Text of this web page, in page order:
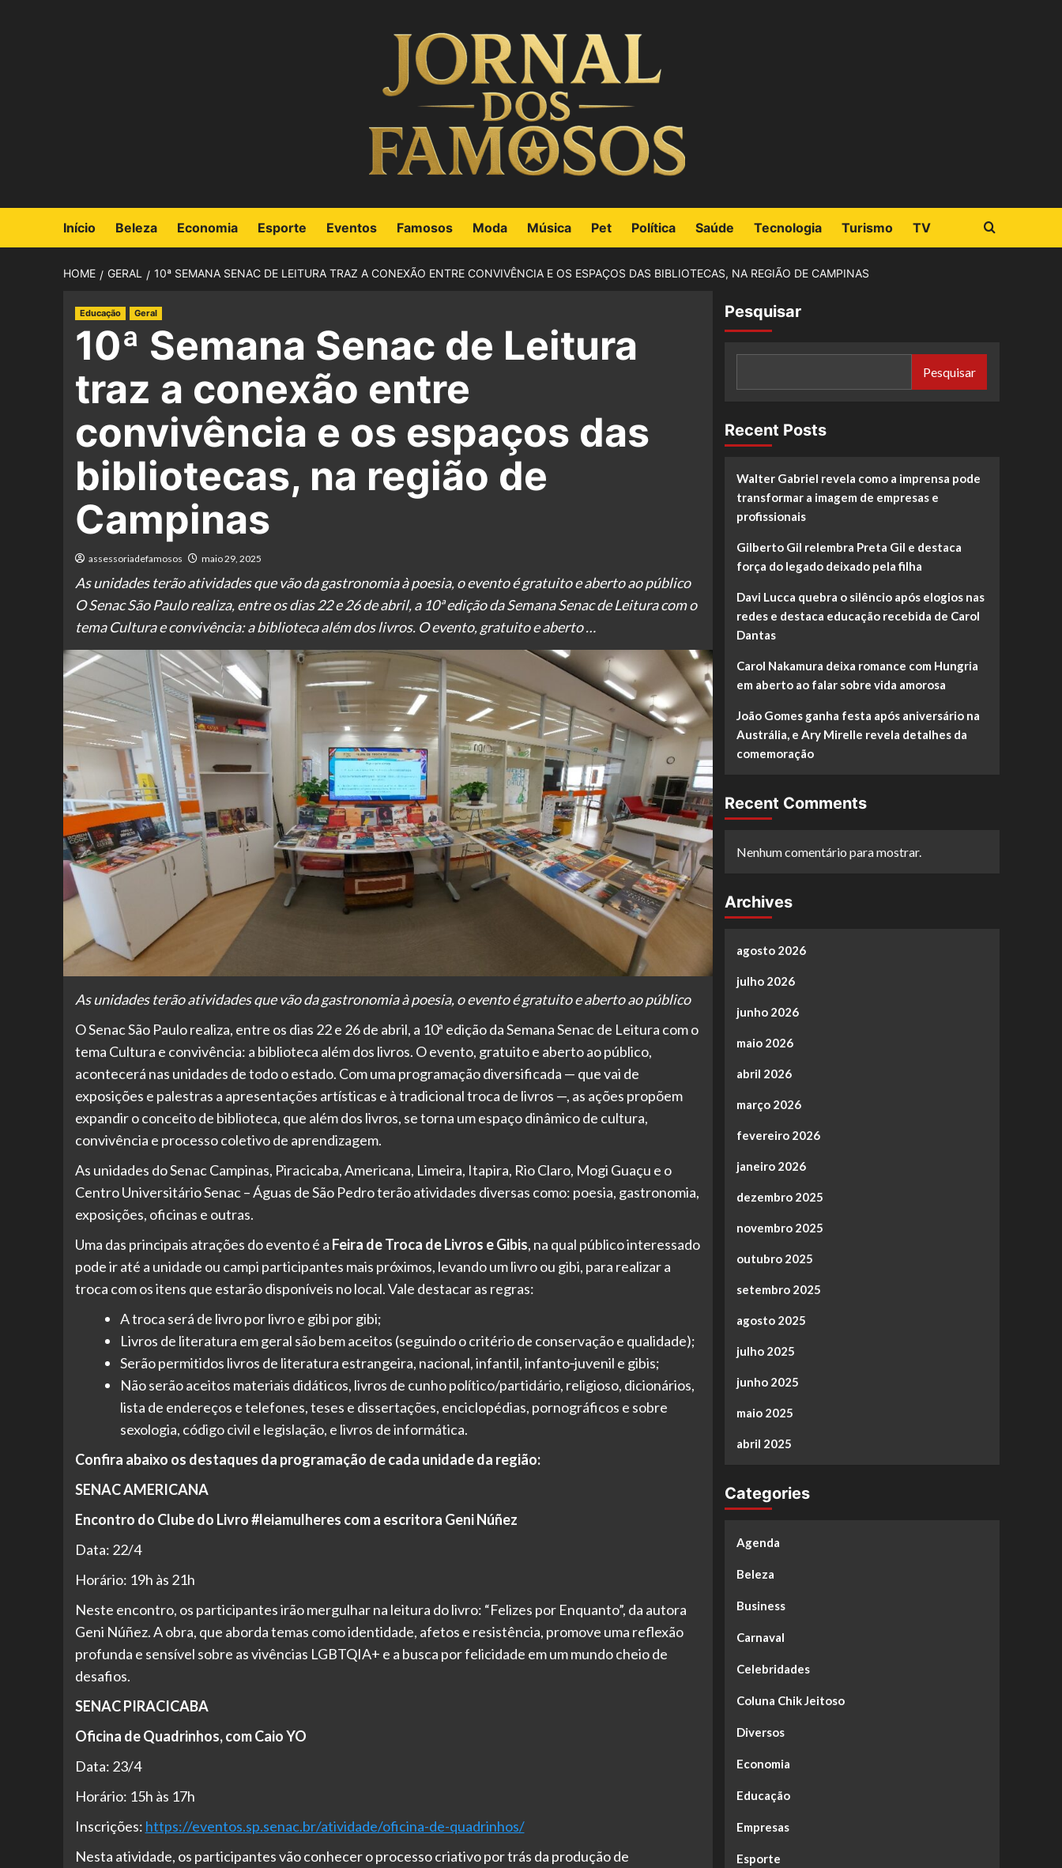
Início Beleza Economia Esporte Eventos Famosos Moda Música Pet Política Saúde Tecnologia Turismo TV
HOME GERAL 10ª SEMANA SENAC DE LEITURA TRAZ A CONEXÃO ENTRE CONVIVÊNCIA E OS ESPAÇOS DAS BIBLIOTECAS, NA REGIÃO DE CAMPINAS
Educação Geral
10ª Semana Senac de Leitura
traz a conexão entre
convivência e os espaços das
bibliotecas, na região de
Campinas
assessoriadefamosos maio 29, 2025
As unidades terão atividades que vão da gastronomia à poesia, o evento é gratuito e aberto ao público
O Senac São Paulo realiza, entre os dias 22 e 26 de abril, a 10ª edição da Semana Senac de Leitura com o
tema Cultura e convivência: a biblioteca além dos livros. O evento, gratuito e aberto …
As unidades terão atividades que vão da gastronomia à poesia, o evento é gratuito e aberto ao público
O Senac São Paulo realiza, entre os dias 22 e 26 de abril, a 10ª edição da Semana Senac de Leitura com o
tema Cultura e convivência: a biblioteca além dos livros. O evento, gratuito e aberto ao público,
acontecerá nas unidades de todo o estado. Com uma programação diversificada — que vai de
exposições e palestras a apresentações artísticas e à tradicional troca de livros —, as ações propõem
expandir o conceito de biblioteca, que além dos livros, se torna um espaço dinâmico de cultura,
convivência e processo coletivo de aprendizagem.
As unidades do Senac Campinas, Piracicaba, Americana, Limeira, Itapira, Rio Claro, Mogi Guaçu e o
Centro Universitário Senac – Águas de São Pedro terão atividades diversas como: poesia, gastronomia,
exposições, oficinas e outras.
Uma das principais atrações do evento é a Feira de Troca de Livros e Gibis, na qual público interessado
pode ir até a unidade ou campi participantes mais próximos, levando um livro ou gibi, para realizar a
troca com os itens que estarão disponíveis no local. Vale destacar as regras:
A troca será de livro por livro e gibi por gibi;
Livros de literatura em geral são bem aceitos (seguindo o critério de conservação e qualidade);
Serão permitidos livros de literatura estrangeira, nacional, infantil, infanto‐juvenil e gibis;
Não serão aceitos materiais didáticos, livros de cunho político/partidário, religioso, dicionários,
lista de endereços e telefones, teses e dissertações, enciclopédias, pornográficos e sobre
sexologia, código civil e legislação, e livros de informática.
Confira abaixo os destaques da programação de cada unidade da região:
SENAC AMERICANA
Encontro do Clube do Livro #leiamulheres com a escritora Geni Núñez
Data: 22/4
Horário: 19h às 21h
Neste encontro, os participantes irão mergulhar na leitura do livro: “Felizes por Enquanto”, da autora
Geni Núñez. A obra, que aborda temas como identidade, afetos e resistência, promove uma reflexão
profunda e sensível sobre as vivências LGBTQIA+ e a busca por felicidade em um mundo cheio de
desafios.
SENAC PIRACICABA
Oficina de Quadrinhos, com Caio YO
Data: 23/4
Horário: 15h às 17h
Inscrições: https://eventos.sp.senac.br/atividade/oficina-de-quadrinhos/
Nesta atividade, os participantes vão conhecer o processo criativo por trás da produção de
Pesquisar
Pesquisar
Recent Posts
Walter Gabriel revela como a imprensa pode
transformar a imagem de empresas e
profissionais
Gilberto Gil relembra Preta Gil e destaca
força do legado deixado pela filha
Davi Lucca quebra o silêncio após elogios nas
redes e destaca educação recebida de Carol
Dantas
Carol Nakamura deixa romance com Hungria
em aberto ao falar sobre vida amorosa
João Gomes ganha festa após aniversário na
Austrália, e Ary Mirelle revela detalhes da
comemoração
Recent Comments
Nenhum comentário para mostrar.
Archives
agosto 2026
julho 2026
junho 2026
maio 2026
abril 2026
março 2026
fevereiro 2026
janeiro 2026
dezembro 2025
novembro 2025
outubro 2025
setembro 2025
agosto 2025
julho 2025
junho 2025
maio 2025
abril 2025
Categories
Agenda
Beleza
Business
Carnaval
Celebridades
Coluna Chik Jeitoso
Diversos
Economia
Educação
Empresas
Esporte